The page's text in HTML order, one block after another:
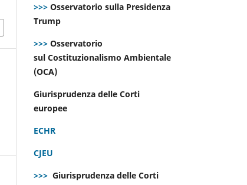
>>> Osservatorio sulla Presidenza
Trump
>>> Osservatorio
sul Costituzionalismo Ambientale
(OCA)
Giurisprudenza delle Corti
europee
ECHR
CJEU
>>> Giurisprudenza delle Corti